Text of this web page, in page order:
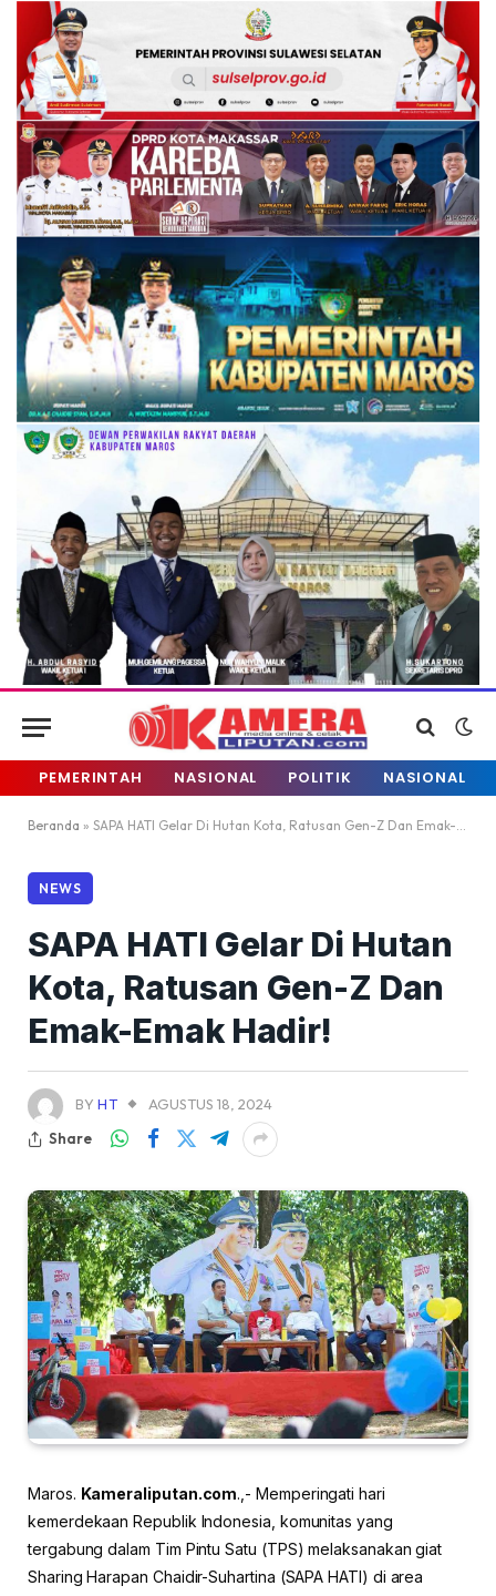
PEMERINTAH NASIONAL POLITIK NASIONAL
Beranda » SAPA HATI Gelar Di Hutan Kota, Ratusan Gen-Z Dan Emak-Emak Hadir!
NEWS
SAPA HATI Gelar Di Hutan
Kota, Ratusan Gen-Z Dan
Emak-Emak Hadir!
BY HT
AGUSTUS 18, 2024
Share
Maros. Kameraliputan.com.,- Memperingati hari
kemerdekaan Republik Indonesia, komunitas yang
tergabung dalam Tim Pintu Satu (TPS) melaksanakan giat
Sharing Harapan Chaidir-Suhartina (SAPA HATI) di area